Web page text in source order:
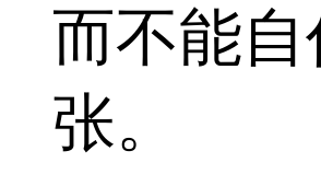
而不能自
张。